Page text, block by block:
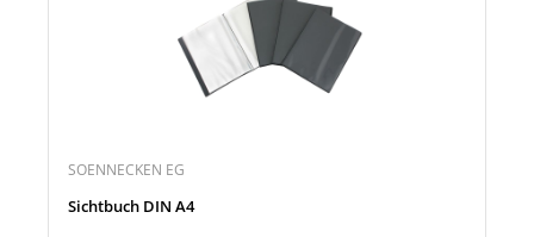
SOENNECKEN EG
Sichtbuch DIN A4